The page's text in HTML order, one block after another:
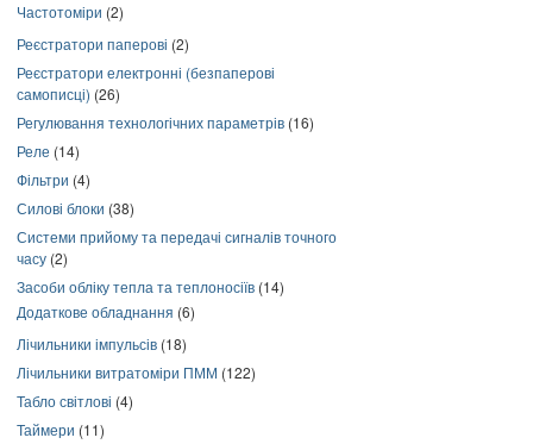
Частотоміри (2)
Реєстратори паперові (2)
Реєстратори електронні (безпаперові
самописці) (26)
Регулювання технологічних параметрів (16)
Реле (14)
Фільтри (4)
Силові блоки (38)
Системи прийому та передачі сигналів точного
часу (2)
Засоби обліку тепла та теплоносіїв (14)
Додаткове обладнання (6)
Лічильники імпульсів (18)
Лічильники витратоміри ПММ (122)
Табло світлові (4)
Таймери (11)